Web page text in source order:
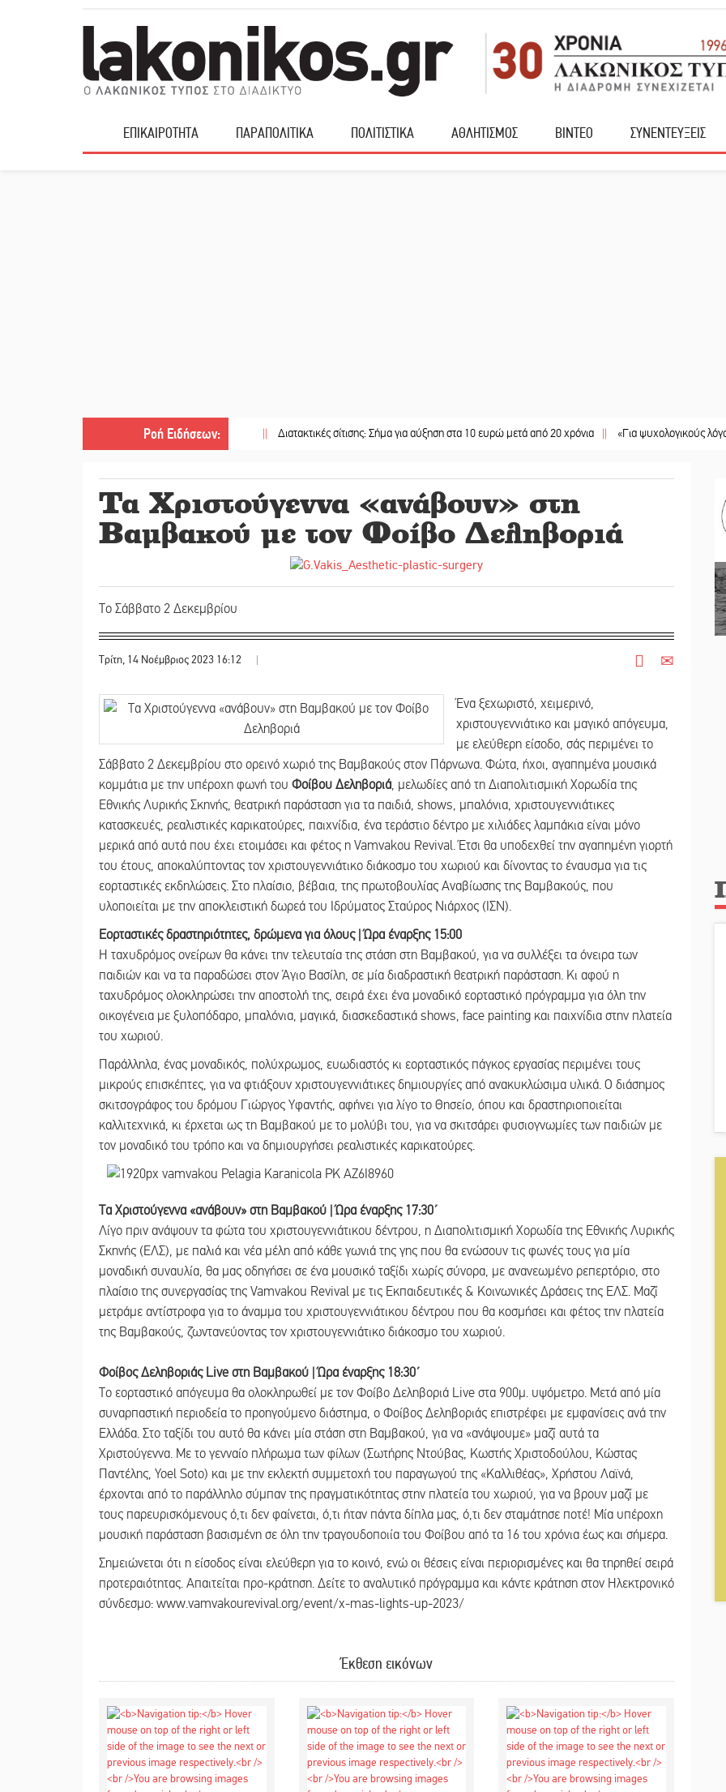
ΕΠΙΚΑΙΡΟΤΗΤΑ ΠΑΡΑΠΟΛΙΤΙΚΑ ΠΟΛΙΤΙΣΤΙΚΑ ΑΘΛΗΤΙΣΜΟΣ ΒΙΝΤΕΟ ΣΥΝΕΝΤΕΥΞΕΙΣ
Ροή Ειδήσεων:
|| Διατακτικές σίτισης: Σήμα για αύξηση στα 10 ευρώ μετά από 20 χρόνια || «Για ψυχολογικούς λόγους»
Τα Χριστούγεννα «ανάβουν» στη
Βαμβακού με τον Φοίβο Δεληβοριά
Το Σάββατο 2 Δεκεμβρίου
Τρίτη, 14 Νοέμβριος 2023 16:12 |
Ένα ξεχωριστό, χειμερινό,
χριστουγεννιάτικο και μαγικό απόγευμα,
με ελεύθερη είσοδο, σάς περιμένει το
Σάββατο 2 Δεκεμβρίου στο ορεινό χωριό της Βαμβακούς στον Πάρνωνα. Φώτα, ήχοι, αγαπημένα μουσικά
κομμάτια με την υπέροχη φωνή του Φοίβου Δεληβοριά, μελωδίες από τη Διαπολιτισμική Χορωδία της
Εθνικής Λυρικής Σκηνής, θεατρική παράσταση για τα παιδιά, shows, μπαλόνια, χριστουγεννιάτικες
κατασκευές, ρεαλιστικές καρικατούρες, παιχνίδια, ένα τεράστιο δέντρο με χιλιάδες λαμπάκια είναι μόνο
μερικά από αυτά που έχει ετοιμάσει και φέτος η Vamvakou Revival. Έτσι θα υποδεχθεί την αγαπημένη γιορτή
του έτους, αποκαλύπτοντας τον χριστουγεννιάτικο διάκοσμο του χωριού και δίνοντας το έναυσμα για τις
εορταστικές εκδηλώσεις. Στο πλαίσιο, βέβαια, της πρωτοβουλίας Αναβίωσης της Βαμβακούς, που
υλοποιείται με την αποκλειστική δωρεά του Ιδρύματος Σταύρος Νιάρχος (ΙΣΝ).
Εορταστικές δραστηριότητες, δρώμενα για όλους | Ώρα έναρξης 15:00
Η ταχυδρόμος ονείρων θα κάνει την τελευταία της στάση στη Βαμβακού, για να συλλέξει τα όνειρα των
παιδιών και να τα παραδώσει στον Άγιο Βασίλη, σε μία διαδραστική θεατρική παράσταση. Κι αφού η
ταχυδρόμος ολοκληρώσει την αποστολή της, σειρά έχει ένα μοναδικό εορταστικό πρόγραμμα για όλη την
οικογένεια με ξυλοπόδαρο, μπαλόνια, μαγικά, διασκεδαστικά shows, face painting και παιχνίδια στην πλατεία
του χωριού.
Παράλληλα, ένας μοναδικός, πολύχρωμος, ευωδιαστός κι εορταστικός πάγκος εργασίας περιμένει τους
μικρούς επισκέπτες, για να φτιάξουν χριστουγεννιάτικες δημιουργίες από ανακυκλώσιμα υλικά. Ο διάσημος
σκιτσογράφος του δρόμου Γιώργος Υφαντής, αφήνει για λίγο το Θησείο, όπου και δραστηριοποιείται
καλλιτεχνικά, κι έρχεται ως τη Βαμβακού με το μολύβι του, για να σκιτσάρει φυσιογνωμίες των παιδιών με
τον μοναδικό του τρόπο και να δημιουργήσει ρεαλιστικές καρικατούρες.
Τα Χριστούγεννα «ανάβουν» στη Βαμβακού | Ώρα έναρξης 17:30΄
Λίγο πριν ανάψουν τα φώτα του χριστουγεννιάτικου δέντρου, η Διαπολιτισμική Χορωδία της Εθνικής Λυρικής
Σκηνής (ΕΛΣ), με παλιά και νέα μέλη από κάθε γωνιά της γης που θα ενώσουν τις φωνές τους για μία
μοναδική συναυλία, θα μας οδηγήσει σε ένα μουσικό ταξίδι χωρίς σύνορα, με ανανεωμένο ρεπερτόριο, στο
πλαίσιο της συνεργασίας της Vamvakou Revival με τις Εκπαιδευτικές & Κοινωνικές Δράσεις της ΕΛΣ. Μαζί
μετράμε αντίστροφα για το άναμμα του χριστουγεννιάτικου δέντρου που θα κοσμήσει και φέτος την πλατεία
της Βαμβακούς, ζωντανεύοντας τον χριστουγεννιάτικο διάκοσμο του χωριού.
Φοίβος Δεληβοριάς Live στη Βαμβακού | Ώρα έναρξης 18:30΄
Το εορταστικό απόγευμα θα ολοκληρωθεί με τον Φοίβο Δεληβοριά Live στα 900μ. υψόμετρο. Mετά από μία
συναρπαστική περιοδεία το προηγούμενο διάστημα, ο Φοίβος Δεληβοριάς επιστρέφει με εμφανίσεις ανά την
Ελλάδα. Στο ταξίδι του αυτό θα κάνει μία στάση στη Βαμβακού, για να «ανάψουμε» μαζί αυτά τα
Χριστούγεννα. Με το γενναίο πλήρωμα των φίλων (Σωτήρης Ντούβας, Κωστής Χριστοδούλου, Κώστας
Παντέλης, Yoel Soto) και με την εκλεκτή συμμετοχή του παραγωγού της «Καλλιθέας», Χρήστου Λαϊνά,
έρχονται από το παράλληλο σύμπαν της πραγματικότητας στην πλατεία του χωριού, για να βρουν μαζί με
τους παρευρισκόμενους ό,τι δεν φαίνεται, ό,τι ήταν πάντα δίπλα μας, ό,τι δεν σταμάτησε ποτέ! Μία υπέροχη
μουσική παράσταση βασισμένη σε όλη την τραγουδοποιία του Φοίβου από τα 16 του χρόνια έως και σήμερα.
Σημειώνεται ότι η είσοδος είναι ελεύθερη για το κοινό, ενώ οι θέσεις είναι περιορισμένες και θα τηρηθεί σειρά
προτεραιότητας. Απαιτείται προ-κράτηση. Δείτε το αναλυτικό πρόγραμμα και κάντε κράτηση στον Ηλεκτρονικό
σύνδεσμο: www.vamvakourevival.org/event/x-mas-lights-up-2023/
Έκθεση εικόνων